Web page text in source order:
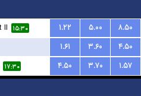
۱۵:۳۰ ۱.۲۲ ۵.۰۰
۸.۵۰
۱.۶۱ ۳.۶۰
۴.۵۰
۱۷:۳۰ ۴.۵۰ ۳.۷۰
۱.۵۷